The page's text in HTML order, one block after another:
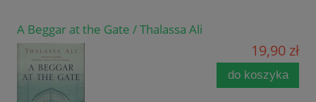
A Beggar at the Gate / Thalassa Ali
19,90 zł
do koszyka